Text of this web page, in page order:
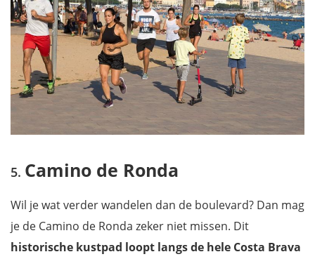
Camino de Ronda
Wil je wat verder wandelen dan de boulevard? Dan mag
je de Camino de Ronda zeker niet missen. Dit
historische kustpad loopt langs de hele Costa Brava